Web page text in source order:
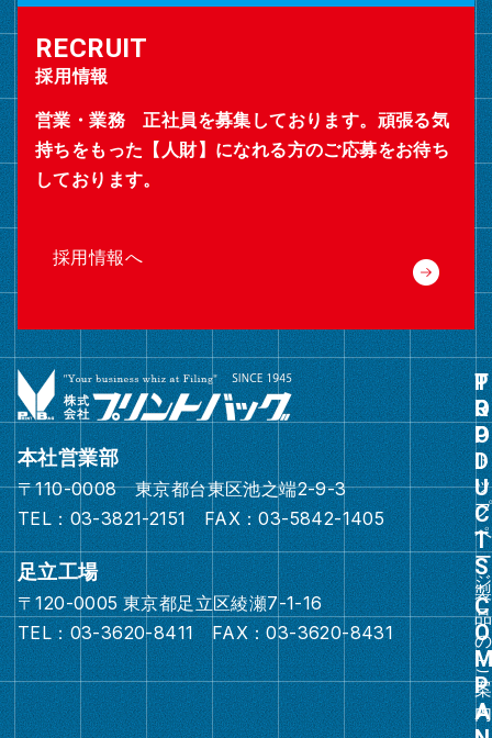
採用情報
営業・業務 正社員を募集しております。頑張る気
持ちをもった【人財】になれる方のご応募をお待ち
しております。
採用情報へ
本社営業部
〒110-0008 東京都台東区池之端2-9-3
TEL：03-3821-2151 FAX：03-5842-1405
足立工場
〒120-0005 東京都足立区綾瀬7-1-16
TEL：03-3620-8411 FAX：03-3620-8431
ト
ッ
プ
ペ
ー
ジ
グ
ル
ー
プ
リ
ン
ク
グ
ル
ー
プ
リ
製
品
の
ご
案
内